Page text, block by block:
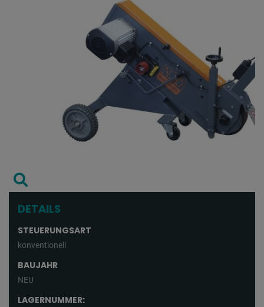
DETAILS
STEUERUNGSART
konventionell
BAUJAHR
NEU
LAGERNUMMER: